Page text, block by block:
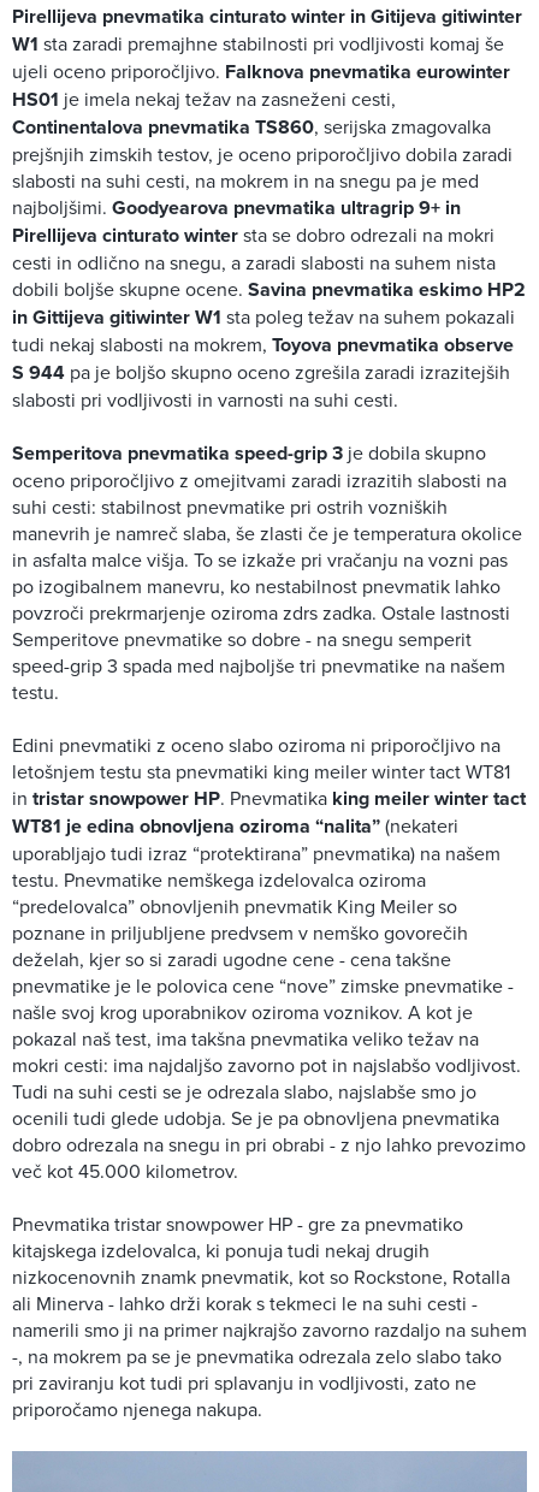
Pirellijeva pnevmatika cinturato winter in Gitijeva gitiwinter
W1 sta zaradi premajhne stabilnosti pri vodljivosti komaj še
ujeli oceno priporočljivo. Falknova pnevmatika eurowinter
HS01 je imela nekaj težav na zasneženi cesti,
Continentalova pnevmatika TS860, serijska zmagovalka
prejšnjih zimskih testov, je oceno priporočljivo dobila zaradi
slabosti na suhi cesti, na mokrem in na snegu pa je med
najboljšimi. Goodyearova pnevmatika ultragrip 9+ in
Pirellijeva cinturato wintersta se dobro odrezali na mokri
cesti in odlično na snegu, a zaradi slabosti na suhem nista
dobili boljše skupne ocene. Savina pnevmatika eskimo HP2
in Gittijeva gitiwinter W1 sta poleg težav na suhem pokazali
tudi nekaj slabosti na mokrem, Toyova pnevmatika observe
S 944 pa je boljšo skupno oceno zgrešila zaradi izrazitejših
slabosti pri vodljivosti in varnosti na suhi cesti.
Semperitova pnevmatika speed-grip 3 je dobila skupno
oceno priporočljivo z omejitvami zaradi izrazitih slabosti na
suhi cesti: stabilnost pnevmatike pri ostrih vozniških
manevrih je namreč slaba, še zlasti če je temperatura okolice
in asfalta malce višja. To se izkaže pri vračanju na vozni pas
po izogibalnem manevru, ko nestabilnost pnevmatik lahko
povzroči prekrmarjenje oziroma zdrs zadka. Ostale lastnosti
Semperitove pnevmatike so dobre - na snegu semperit
speed-grip 3 spada med najboljše tri pnevmatike na našem
testu.
Edini pnevmatiki z oceno slabo oziroma ni priporočljivo na
letošnjem testu sta pnevmatiki king meiler winter tact WT81
in tristar snowpower HP. Pnevmatika king meiler winter tact
WT81 je edina obnovljena oziroma “nalita”(nekateri
uporabljajo tudi izraz “protektirana” pnevmatika) na našem
testu. Pnevmatike nemškega izdelovalca oziroma
“predelovalca” obnovljenih pnevmatik King Meiler so
poznane in priljubljene predvsem v nemško govorečih
deželah, kjer so si zaradi ugodne cene - cena takšne
pnevmatike je le polovica cene “nove” zimske pnevmatike -
našle svoj krog uporabnikov oziroma voznikov. A kot je
pokazal naš test, ima takšna pnevmatika veliko težav na
mokri cesti: ima najdaljšo zavorno pot in najslabšo vodljivost.
Tudi na suhi cesti se je odrezala slabo, najslabše smo jo
ocenili tudi glede udobja. Se je pa obnovljena pnevmatika
dobro odrezala na snegu in pri obrabi - z njo lahko prevozimo
več kot 45.000 kilometrov.
Pnevmatika tristar snowpower HP - gre za pnevmatiko
kitajskega izdelovalca, ki ponuja tudi nekaj drugih
nizkocenovnih znamk pnevmatik, kot so Rockstone, Rotalla
ali Minerva - lahko drži korak s tekmeci le na suhi cesti -
namerili smo ji na primer najkrajšo zavorno razdaljo na suhem
-, na mokrem pa se je pnevmatika odrezala zelo slabo tako
pri zaviranju kot tudi pri splavanju in vodljivosti, zato ne
priporočamo njenega nakupa.